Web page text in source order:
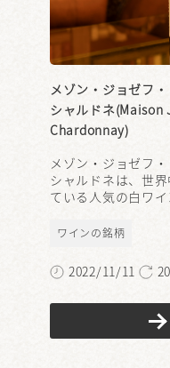
メゾン・ジョゼフ
シャルドネ
Chardonnay)
メゾン・ジョゼフ
シャルドネは、世
ている人気の白ワ
ワインの銘柄
2022/11/11